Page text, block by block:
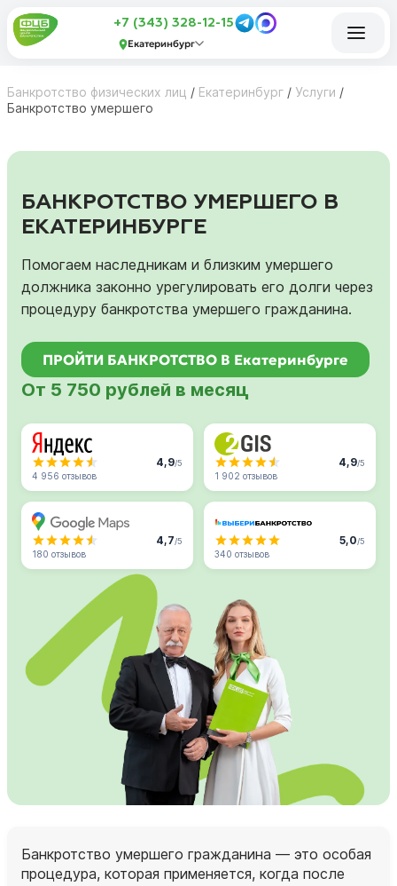
+7 (343) 328-12-15
Екатеринбург
Банкротство физических лиц / Екатеринбург / Услуги /
Банкротство умершего
БАНКРОТСТВО УМЕРШЕГО В
ЕКАТЕРИНБУРГЕ
Помогаем наследникам и близким умершего
должника законно урегулировать его долги через
процедуру банкротства умершего гражданина.
ПРОЙТИ БАНКРОТСТВО В Екатеринбурге
От 5 750 рублей в месяц
4,9/5
4 956 отзывов
4,9/5
1 902 отзывов
4,7/5
180 отзывов
5,0/5
340 отзывов
Банкротство умершего гражданина — это особая
процедура, которая применяется, когда после